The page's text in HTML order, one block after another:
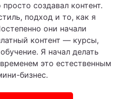
создавал контент.
подход и то, как я
они начали
контент — курсы,
Я начал делать
это естественным
бизнес.